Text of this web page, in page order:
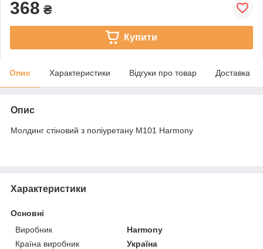
368 ₴
Купити
Опис Характеристики Відгуки про товар Доставка
Опис
Молдинг стіновий з поліуретану M101 Harmony
Характеристики
Основні
Виробник
Harmony
Країна виробник
Україна